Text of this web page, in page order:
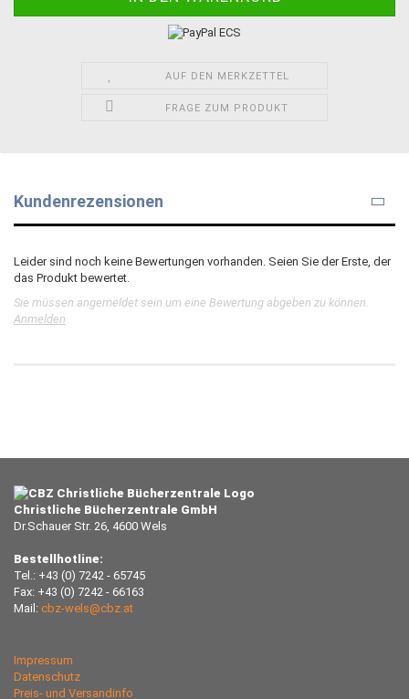
AUF DEN MERKZETTEL
FRAGE ZUM PRODUKT
Kundenrezensionen
Leider sind noch keine Bewertungen vorhanden. Seien Sie der Erste, der
das Produkt bewertet.
Sie müssen angemeldet sein um eine Bewertung abgeben zu können.
Anmelden
Christliche Bücherzentrale GmbH
Dr.Schauer Str. 26, 4600 Wels
Bestellhotline:
Tel.: +43 (0) 7242 - 65745
Fax: +43 (0) 7242 - 66163
Mail: cbz-wels@cbz.at
Impressum
Datenschutz
Preis- und Versandinfo